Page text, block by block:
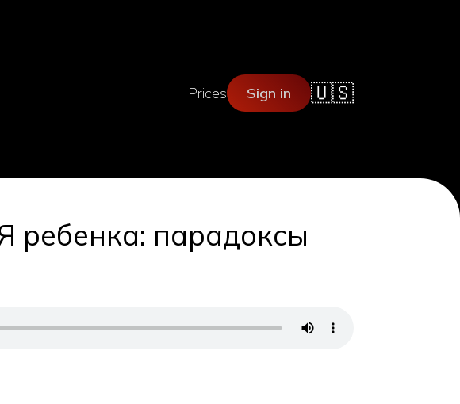
Prices Sign in 🇺🇸
парадоксы